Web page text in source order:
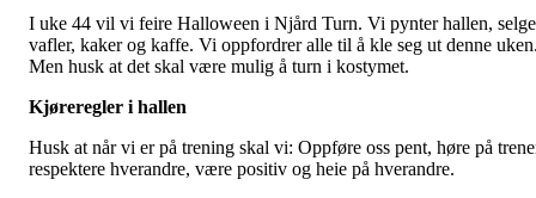
I uke 44 vil vi feire Halloween i Njård Turn. Vi pynter hallen,
vafler, kaker og kaffe. Vi oppfordrer alle til å kle seg ut denne
Men husk at det skal være mulig å turn i kostymet.
Kjøreregler i hallen
Husk at når vi er på trening skal vi: Oppføre oss pent, høre på
respektere hverandre, være positiv og heie på hverandre.